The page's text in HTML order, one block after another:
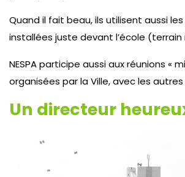
Quand il fait beau, ils utilisent aussi
installées juste devant l’école
NESPA participe aussi aux réunions «
organisées par la Ville, avec les
Un directeur